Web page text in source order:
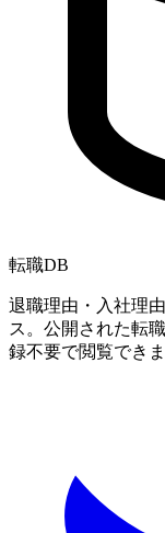
転職DB
退職理由・入社理
ス。公開された転
録不要で閲覧できま